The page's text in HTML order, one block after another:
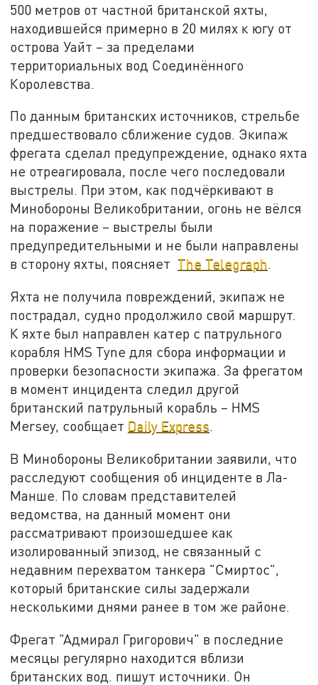
500 метров от частной британской яхты,
находившейся примерно в 20 милях к югу от
острова Уайт – за пределами
территориальных вод Соединённого
Королевства.
По данным британских источников, стрельбе
предшествовало сближение судов. Экипаж
фрегата сделал предупреждение, однако яхта
не отреагировала, после чего последовали
выстрелы. При этом, как подчёркивают в
Минобороны Великобритании, огонь не вёлся
на поражение – выстрелы были
предупредительными и не были направлены
в сторону яхты, поясняет The Telegraph.
Яхта не получила повреждений, экипаж не
пострадал, судно продолжило свой маршрут.
К яхте был направлен катер с патрульного
корабля HMS Tyne для сбора информации и
проверки безопасности экипажа. За фрегатом
в момент инцидента следил другой
британский патрульный корабль – HMS
Mersey, сообщает Daily Express.
В Минобороны Великобритании заявили, что
расследуют сообщения об инциденте в Ла-
Манше. По словам представителей
ведомства, на данный момент они
рассматривают произошедшее как
изолированный эпизод, не связанный с
недавним перехватом танкера "Смиртос",
который британские силы задержали
несколькими днями ранее в том же районе.
Фрегат "Адмирал Григорович" в последние
месяцы регулярно находится вблизи
британских вод. пишут источники. Он